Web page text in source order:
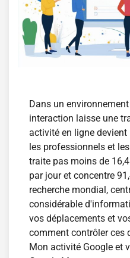
Dans un
interaction laisse une
activité en ligne
les professionnels et
traite pas moins de
par jour et concentre
recherche mondial,
considérable
vos déplacements et
comment contrôler ces
Mon activité Google et